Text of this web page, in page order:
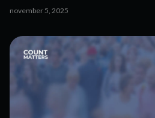
november 5, 2025